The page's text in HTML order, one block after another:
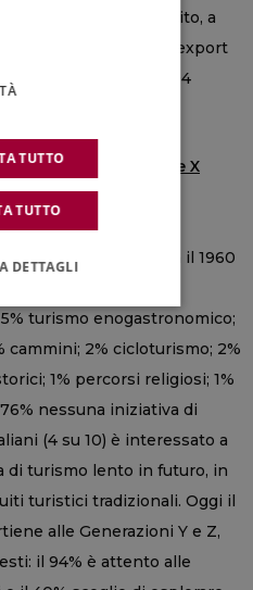
nel Regno Unito, a
Brexit, il valore dell’export
del 27,2% (294
su dati Istat).
alla Generazione X
vissuto almeno
(e il 30% di questi
ovvero chi è nato tra il 1960
piccoli borghi; 6%
turismo enogastronomico;
cammini; 2% cicloturismo; 2%
1% percorsi religiosi; 1%
nessuna iniziativa di
(4 su 10) è interessato a
di turismo lento in futuro, in
turistici tradizionali. Oggi il
alle Generazioni Y e Z,
il 94% è attento alle
TUTTO
TUTTO
DETTAGLI